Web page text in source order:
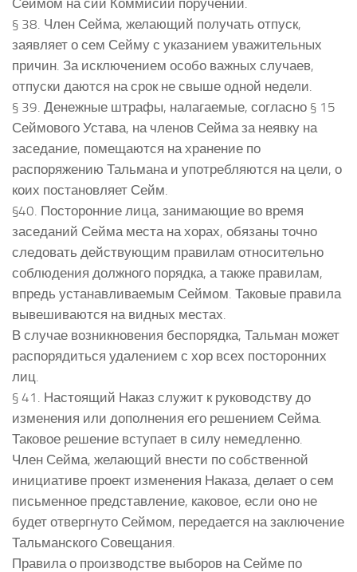
§ 38. Член Сейма, желающий получать отпуск,
заявляет о сем Сейму с указанием уважительных
причин. За исключением особо важных случаев,
отпуски даются на срок не свыше одной недели.
§ 39. Денежные штрафы, налагаемые, согласно § 15
Сеймового Устава, на членов Сейма за неявку на
заседание, помещаются на хранение по
распоряжению Тальмана и употребляются на цели, о
коих постановляет Сейм.
§40. Посторонние лица, занимающие во время
заседаний Сейма места на хорах, обязаны точно
следовать действующим правилам относительно
соблюдения должного порядка, а также правилам,
впредь устанавливаемым Сеймом. Таковые правила
вывешиваются на видных местах.
В случае возникновения беспорядка, Тальман может
распорядиться удалением с хор всех посторонних
лиц.
§ 41. Настоящий Наказ служит к руководству до
изменения или дополнения его решением Сейма.
Таковое решение вступает в силу немедленно.
Член Сейма, желающий внести по собственной
инициативе проект изменения Наказа, делает о сем
письменное представление, каковое, если оно не
будет отвергнуто Сеймом, передается на заключение
Тальманского Совещания.
Правила о производстве выборов на Сейме по